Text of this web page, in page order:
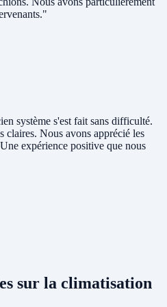
système s'est fait sans difficulté.
claires. Nous avons apprécié les
expérience positive que nous
sur la climatisation